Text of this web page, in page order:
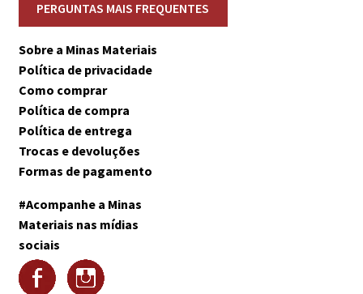
Sobre a Minas Materiais
Política de privacidade
Como comprar
Política de compra
Política de entrega
Trocas e devoluções
Formas de pagamento
#Acompanhe a Minas
Materiais nas mídias
sociais